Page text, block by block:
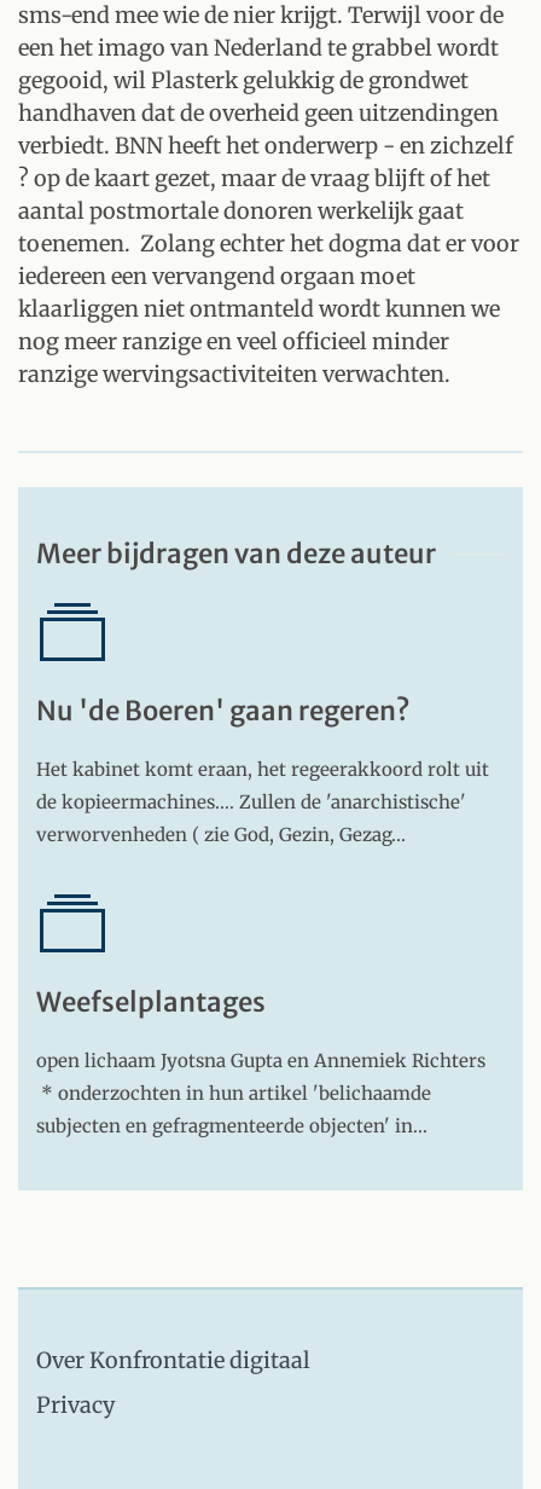
sms-end mee wie de nier krijgt. Terwijl voor de
een het imago van Nederland te grabbel wordt
gegooid, wil Plasterk gelukkig de grondwet
handhaven dat de overheid geen uitzendingen
verbiedt. BNN heeft het onderwerp - en zichzelf
? op de kaart gezet, maar de vraag blijft of het
aantal postmortale donoren werkelijk gaat
toenemen. Zolang echter het dogma dat er voor
iedereen een vervangend orgaan moet
klaarliggen niet ontmanteld wordt kunnen we
nog meer ranzige en veel officieel minder
ranzige wervingsactiviteiten verwachten.
Meer bijdragen van deze auteur
Nu 'de Boeren' gaan regeren?
Het kabinet komt eraan, het regeerakkoord rolt uit
de kopieermachines.... Zullen de 'anarchistische'
verworvenheden ( zie God, Gezin, Gezag…
Weefselplantages
open lichaam Jyotsna Gupta en Annemiek Richters
* onderzochten in hun artikel 'belichaamde
subjecten en gefragmenteerde objecten' in…
Over Konfrontatie digitaal
Privacy